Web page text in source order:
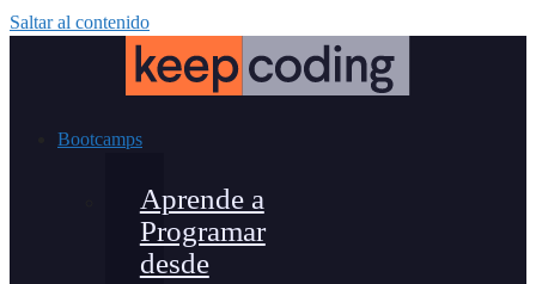
Saltar al contenido
Bootcamps
Aprende a
Programar
desde